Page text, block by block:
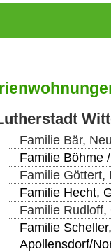
Familie Bär,
Familie Böhme
Familie Göttert,
Familie Hecht,
Familie
Familie
Apollensdorf/